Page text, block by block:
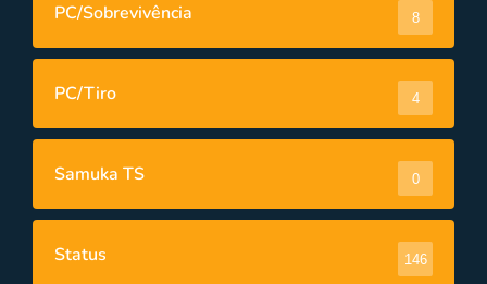
PC/Sobrevivência 8
PC/Tiro 4
Samuka TS 0
Status 146